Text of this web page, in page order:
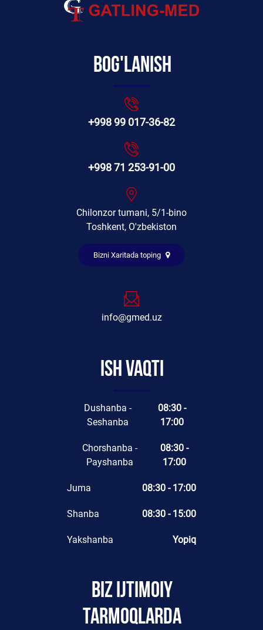
Bog'lanish
+998 99 017-36-82
+998 71 253-91-00
Chilonzor tumani, 5/1-bino
Toshkent, O'zbekiston
Bizni Xaritada toping
info@gmed.uz
Ish vaqti
Dushanba -
Seshanba
08:30 -
17:00
Chorshanba -
Payshanba
08:30 -
17:00
Juma 08:30 - 17:00
Shanba 08:30 - 15:00
Yakshanba Yopiq
Biz ijtimoiy
tarmoqlarda